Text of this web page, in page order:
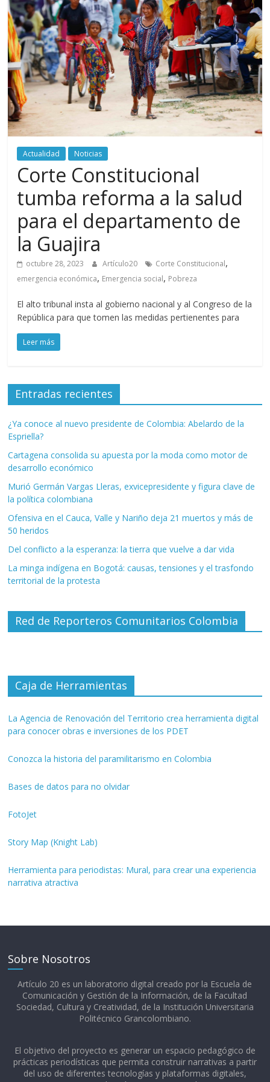
periodismo
digital
del
Politécnico
Grancolombiano
Actualidad Noticias
Corte Constitucional
tumba reforma a la salud
para el departamento de
la Guajira
octubre 28, 2023 Artículo20 Corte Constitucional,
emergencia económica, Emergencia social, Pobreza
El alto tribunal insta al gobierno nacional y al Congreso de la
República para que tomen las medidas pertienentes para
Leer más
Entradas recientes
¿Ya conoce al nuevo presidente de Colombia: Abelardo de la
Espriella?
Cartagena consolida su apuesta por la moda como motor de
desarrollo económico
Murió Germán Vargas Lleras, exvicepresidente y figura clave de
la política colombiana
Ofensiva en el Cauca, Valle y Nariño deja 21 muertos y más de
50 heridos
Del conflicto a la esperanza: la tierra que vuelve a dar vida
La minga indígena en Bogotá: causas, tensiones y el trasfondo
territorial de la protesta
Red de Reporteros Comunitarios Colombia
Caja de Herramientas
La Agencia de Renovación del Territorio crea herramienta digital
para conocer obras e inversiones de los PDET
Conozca la historia del paramilitarismo en Colombia
Bases de datos para no olvidar
FotoJet
Story Map (Knight Lab)
Herramienta para periodistas: Mural, para crear una experiencia
narrativa atractiva
Sobre Nosotros
Artículo 20 es un laboratorio digital creado por la Escuela de
Comunicación y Gestión de la Información, de la Facultad
Sociedad, Cultura y Creatividad, de la Institución Universitaria
Politécnico Grancolombiano.​
El objetivo del proyecto es generar un espacio pedagógico de
prácticas periodísticas que permita construir narrativas a partir
del uso de diferentes tecnologías y plataformas digitales,